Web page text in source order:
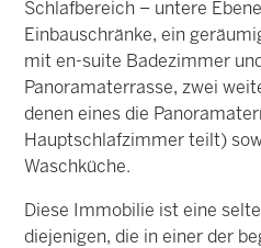
Schlafbereich – untere
Einbauschränke, ein
mit en-suite Badezimmer
Panoramaterrasse, zwei
denen eines die
Hauptschlafzimmer teilt)
Waschküche.
Diese Immobilie ist eine
diejenigen, die in einer der